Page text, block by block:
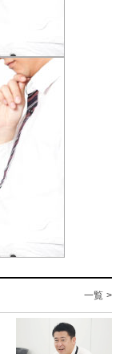
一覧 >